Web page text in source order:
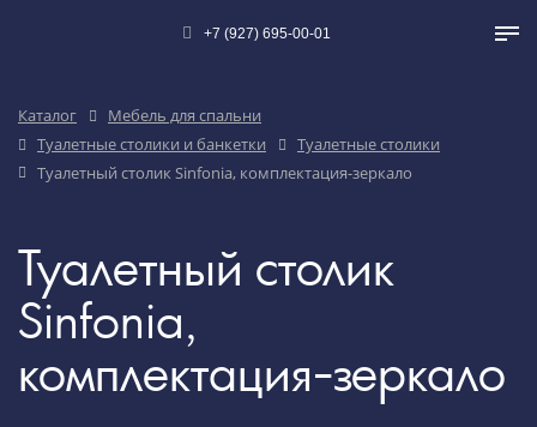
+7 (927) 695-00-01
Каталог
Мебель для спальни
Туалетные столики и банкетки
Туалетные столики
Туалетный столик Sinfonia, комплектация-зеркало
Туалетный столик
Sinfonia,
комплектация-зеркало